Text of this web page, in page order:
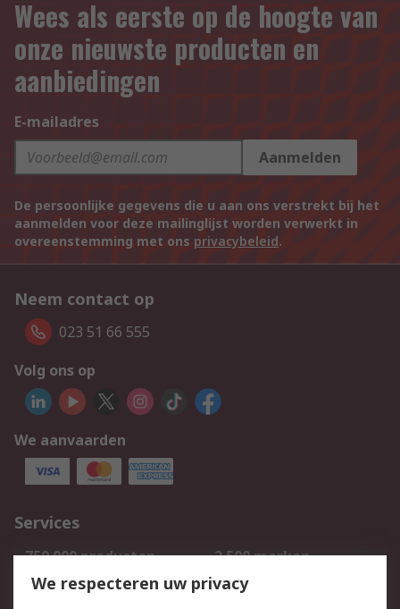
Wees als eerste op de hoogte van
onze nieuwste producten en
aanbiedingen
E-mailadres
Aanmelden
De persoonlijke gegevens die u aan ons verstrekt bij het
aanmelden voor deze mailinglijst worden verwerkt in
overeenstemming met ons privacybeleid.
Neem contact op
023 51 66 555
Volg ons op
We aanvaarden
Services
750.000 producten
2.500 merken
Bestellen
Inkoopoplossingen
We respecteren uw privacy